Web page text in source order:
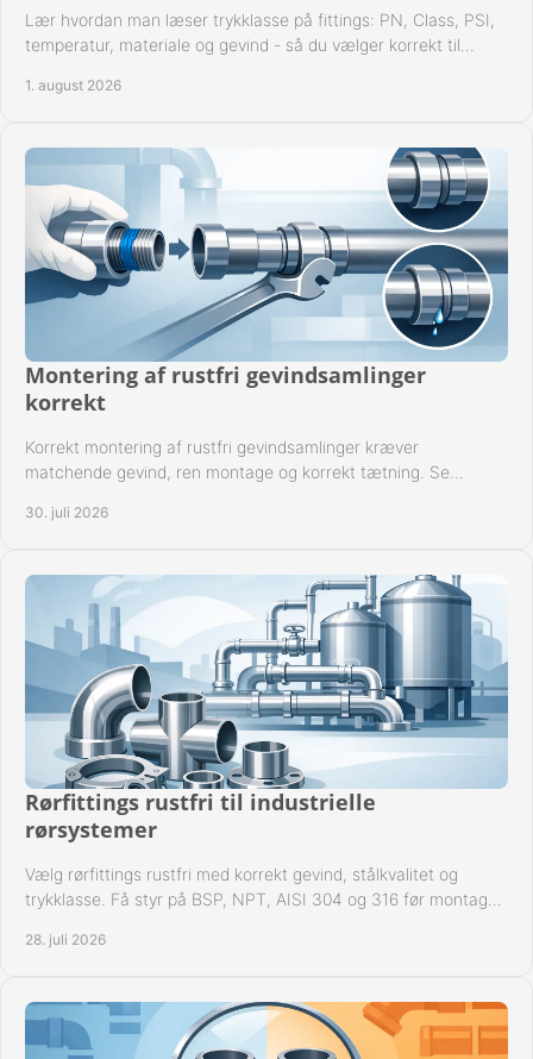
FAVORIT
LOG UD
Lær hvordan man læser trykklasse på fittings: PN, Class, PSI,
temperatur, materiale og gevind - så du vælger korrekt til
1. august 2026
Montering af rustfri gevindsamlinger
korrekt
Korrekt montering af rustfri gevindsamlinger kræver
matchende gevind, ren montage og korrekt tætning. Se
30. juli 2026
Rørfittings rustfri til industrielle
rørsystemer
Vælg rørfittings rustfri med korrekt gevind, stålkvalitet og
trykklasse. Få styr på BSP, NPT, AISI 304 og 316 før montage
28. juli 2026